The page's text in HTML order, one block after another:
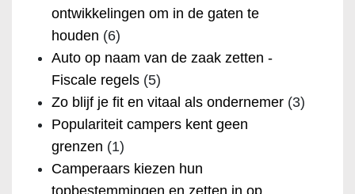
ontwikkelingen om in de gaten te
houden (6)
Auto op naam van de zaak zetten -
Fiscale regels (5)
Zo blijf je fit en vitaal als ondernemer (3)
Populariteit campers kent geen
grenzen (1)
Camperaars kiezen hun
topbestemmingen en zetten in op